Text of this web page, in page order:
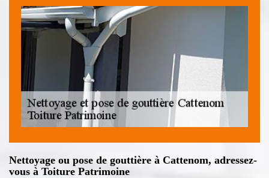
Nettoyage ou pose de gouttière à Cattenom, adressez-
vous à Toiture Patrimoine